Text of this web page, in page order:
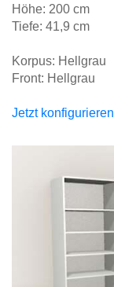
Höhe: 200 cm
Tiefe: 41,9 cm
Korpus: Hellgrau
Front: Hellgrau
Jetzt konfigurieren